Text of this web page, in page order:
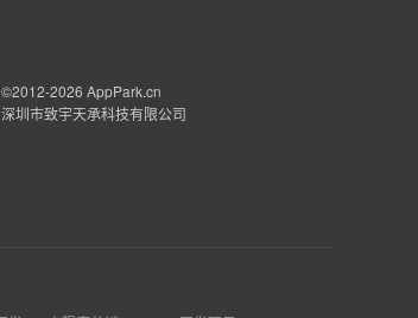
©2012-2026 AppPark.cn
深圳市致宇天承科技有限公司